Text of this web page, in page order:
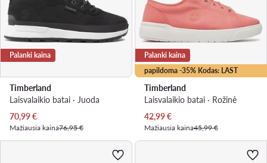
Palanki kaina
Timberland
Laisvalaikio batai · Juoda
Dabartinė kaina
70,99€
Mažiausia kaina76,95 €
papildoma -35% Kodas: LAST
Palanki kaina
Timberland
Laisvalaikio batai · Rožinė
Dabartinė kaina
42,99€
Mažiausia kaina45,99 €